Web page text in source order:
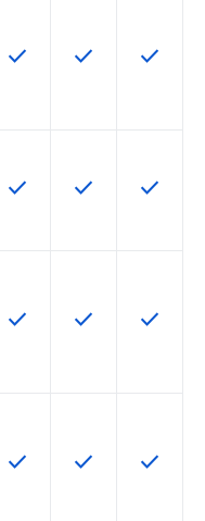
non è supportata
Questa funzionalità è
check Questa
check Questa
check
non è supportata
Questa funzionalità è
check Questa
check Questa
check
non è supportata
Questa funzionalità è
check Questa
check Questa
check
è disponibile
Questa funzionalità è
check Questa
check Questa
check